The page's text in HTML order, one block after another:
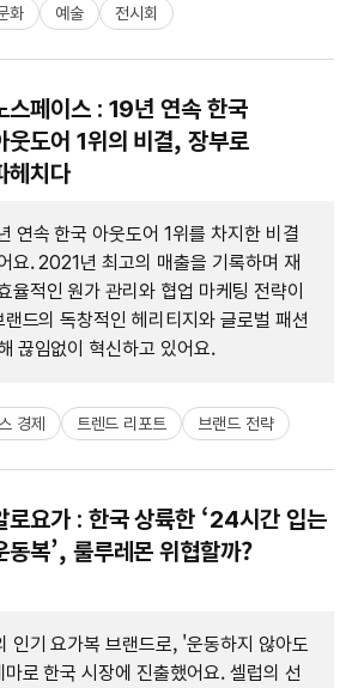
화 예술 전시회
스페이스 : 19년 연속 한국
웃도어 1위의 비결, 장부로
헤치다
연속 한국 아웃도어 1위를 차지한 비결
요. 2021년 최고의 매출을 기록하며 재
율적인 원가 관리와 협업 마케팅 전략이
드의 독창적인 헤리티지와 글로벌 패션
끊임없이 혁신하고 있어요.
경제 트렌드 리포트 브랜드 전략
로요가 : 한국 상륙한 ‘24시간 입는
동복’, 룰루레몬 위협할까?
인기 요가복 브랜드로, '운동하지 않아도
로 한국 시장에 진출했어요. 셀럽의 선